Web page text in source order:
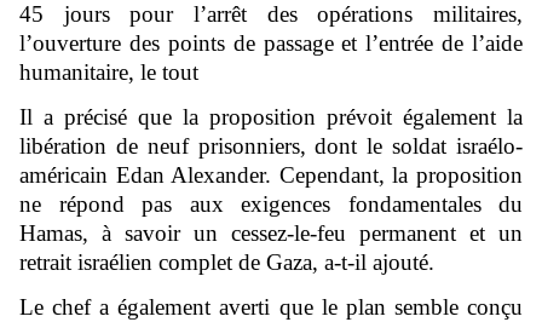
45 jours pour l’arrêt des opérations militaires,
l’ouverture des points de passage et l’entrée de l’aide
humanitaire, le tout
Il a précisé que la proposition prévoit également la
libération de neuf prisonniers, dont le soldat israélo-
américain Edan Alexander. Cependant, la proposition
ne répond pas aux exigences fondamentales du
Hamas, à savoir un cessez-le-feu permanent et un
retrait israélien complet de Gaza, a-t-il ajouté.
Le chef a également averti que le plan semble conçu